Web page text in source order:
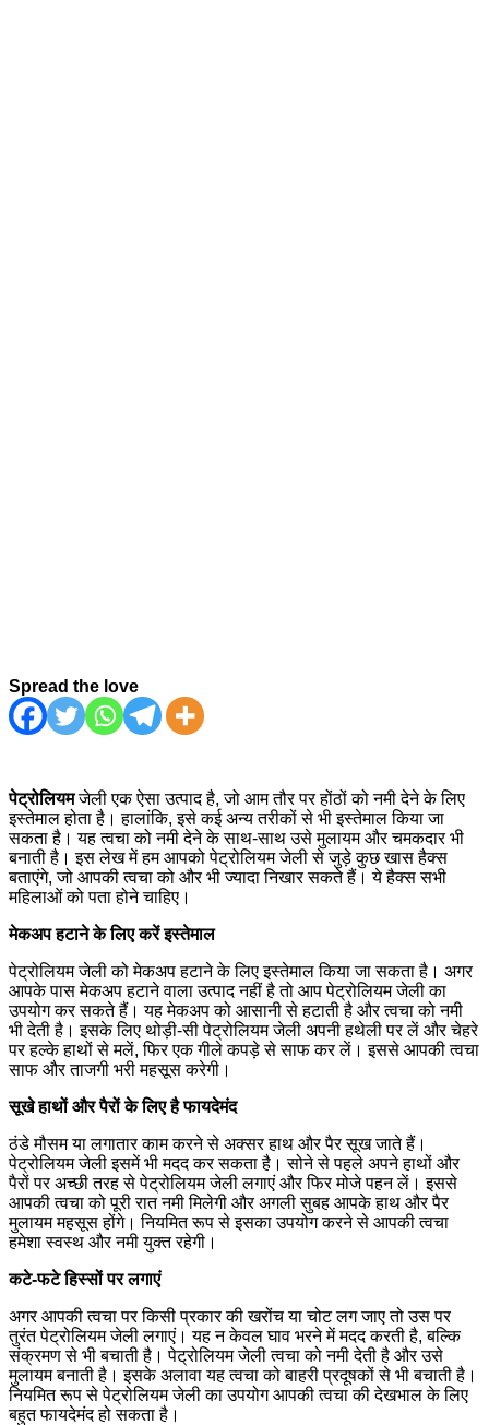
Spread the love
पेट्रोलियमजेली एक ऐसा उत्पाद है, जो आम तौर पर होंठों को नमी देने के लिए
इस्तेमाल होता है। हालांकि, इसे कई अन्य तरीकों से भी इस्तेमाल किया जा
सकता है। यह त्वचा को नमी देने के साथ-साथ उसे मुलायम और चमकदार भी
बनाती है। इस लेख में हम आपको पेट्रोलियम जेली से जुड़े कुछ खास हैक्स
बताएंगे, जो आपकी त्वचा को और भी ज्यादा निखार सकते हैं। ये हैक्स सभी
महिलाओं को पता होने चाहिए।
मेकअप हटाने के लिए करें इस्तेमाल
पेट्रोलियम जेली को मेकअप हटाने के लिए इस्तेमाल किया जा सकता है। अगर
आपके पास मेकअप हटाने वाला उत्पाद नहीं है तो आप पेट्रोलियम जेली का
उपयोग कर सकते हैं। यह मेकअप को आसानी से हटाती है और त्वचा को नमी
भी देती है। इसके लिए थोड़ी-सी पेट्रोलियम जेली अपनी हथेली पर लें और चेहरे
पर हल्के हाथों से मलें, फिर एक गीले कपड़े से साफ कर लें। इससे आपकी त्वचा
साफ और ताजगी भरी महसूस करेगी।
सूखे हाथों और पैरों के लिए है फायदेमंद
ठंडे मौसम या लगातार काम करने से अक्सर हाथ और पैर सूख जाते हैं।
पेट्रोलियम जेली इसमें भी मदद कर सकता है। सोने से पहले अपने हाथों और
पैरों पर अच्छी तरह से पेट्रोलियम जेली लगाएं और फिर मोजे पहन लें। इससे
आपकी त्वचा को पूरी रात नमी मिलेगी और अगली सुबह आपके हाथ और पैर
मुलायम महसूस होंगे। नियमित रूप से इसका उपयोग करने से आपकी त्वचा
हमेशा स्वस्थ और नमी युक्त रहेगी।
कटे-फटे हिस्सों पर लगाएं
अगर आपकी त्वचा पर किसी प्रकार की खरोंच या चोट लग जाए तो उस पर
तुरंत पेट्रोलियम जेली लगाएं। यह न केवल घाव भरने में मदद करती है, बल्कि
संक्रमण से भी बचाती है। पेट्रोलियम जेली त्वचा को नमी देती है और उसे
मुलायम बनाती है। इसके अलावा यह त्वचा को बाहरी प्रदूषकों से भी बचाती है।
नियमित रूप से पेट्रोलियम जेली का उपयोग आपकी त्वचा की देखभाल के लिए
बहुत फायदेमंद हो सकता है।